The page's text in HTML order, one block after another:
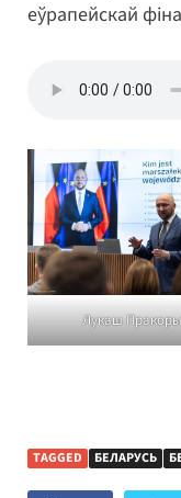
еўрапейскай
Лукаш
TAGGED БЕЛАРУСЬ